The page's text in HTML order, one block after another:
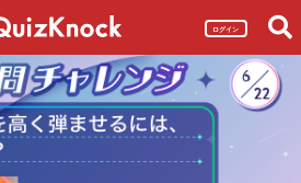
ログイン